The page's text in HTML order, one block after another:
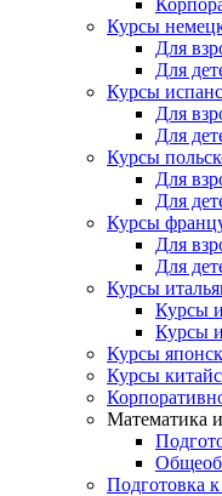
Курсы
Для
Для
Курсы
Для
Для
Курсы
Для
Для
Курсы
Для
Для
Курсы
Курсы
Курсы
Курсы
Курсы
Математика
Подготовка